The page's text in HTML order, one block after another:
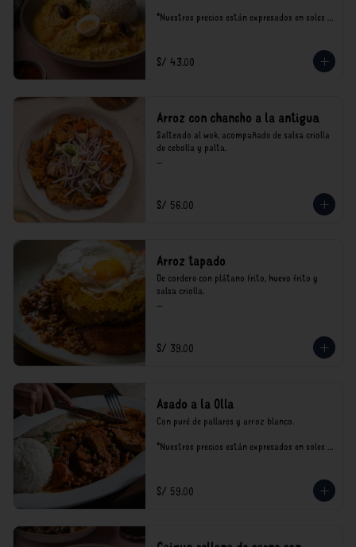
*Nuestros precios están expresados en soles e
S/ 43.00
Arroz con chancho a la antigua
Salteado al wok, acompañado de salsa criolla
de cebolla y palta.
consumo.
S/ 56.00
Arroz tapado
De cordero con plátano frito, huevo frito y
salsa criolla.
consumo.
S/ 39.00
Asado a la Olla
Con puré de pallares y arroz blanco.
*Nuestros precios están expresados en soles e
S/ 59.00